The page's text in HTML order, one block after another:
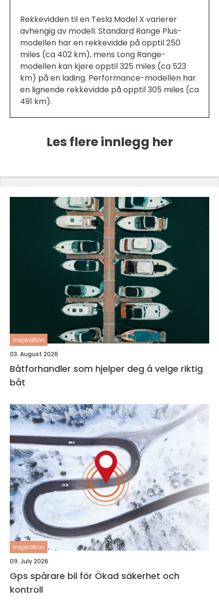
Rekkevidden til en Tesla Model X varierer
avhengig av modell. Standard Range Plus-
modellen har en rekkevidde på opptil 250
miles (ca 402 km), mens Long Range-
modellen kan kjøre opptil 325 miles (ca 523
km) på en lading. Performance-modellen har
en lignende rekkevidde på opptil 305 miles (ca
491 km).
Les flere innlegg her
inspiration
03. August 2026
Båtforhandler som hjelper deg å velge riktig
båt
inspiration
09. July 2026
Gps spårare bil för Ökad säkerhet och
kontroll